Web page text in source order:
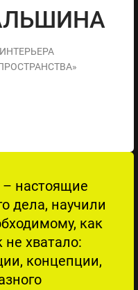
– настоящие
дела, научили
как
не хватало:
концепции,